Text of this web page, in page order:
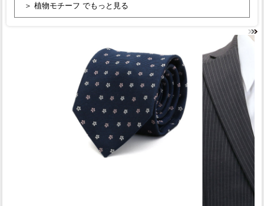
＞ 植物モチーフ でもっと見る